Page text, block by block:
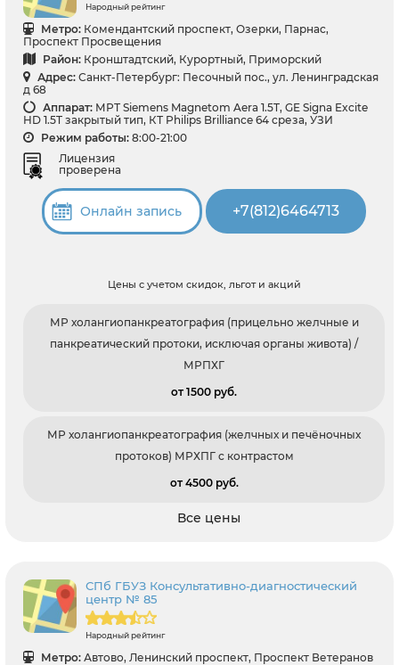
Народный рейтинг
Метро: Комендантский проспект, Озерки, Парнас,
Проспект Просвещения
Район: Кронштадтский, Курортный, Приморский
Адрес: Санкт-Петербург: Песочный пос., ул. Ленинградская
д 68
Аппарат: МРТ Siemens Magnetom Aera 1.5T, GE Signa Excite
HD 1.5T закрытый тип, КТ Philips Brilliance 64 среза, УЗИ
Режим работы: 8:00-21:00
Лицензия
проверена
Онлайн запись +7(812)6464713
Цены с учетом скидок, льгот и акций
МР холангиопанкреатография (прицельно желчные и
панкреатический протоки, исключая органы живота) /
МРПХГ
от 1500 pуб.
МР холангиопанкреатография (желчных и печёночных
протоков) МРХПГ с контрастом
от 4500 pуб.
Все цены
СПб ГБУЗ Консультативно-диагностический
центр № 85
Народный рейтинг
Метро: Автово, Ленинский проспект, Проспект Ветеранов